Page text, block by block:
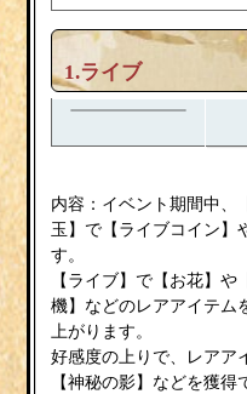
1.ライブ
内容：イベント期間中、
玉】で【ライブコイン】
す。
【ライブ】で【お花】
機】などのレアアイテム
上がります。
好感度の上りで、レアア
【神秘の影】などを獲得